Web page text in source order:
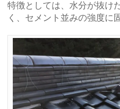
特徴としては、水分が抜け
く、セメント並みの強度に